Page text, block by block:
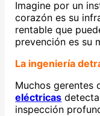
Imagine por un
corazón es su
rentable que
prevención es su
La ingeniería
Muchos gerentes
eléctricas
inspección